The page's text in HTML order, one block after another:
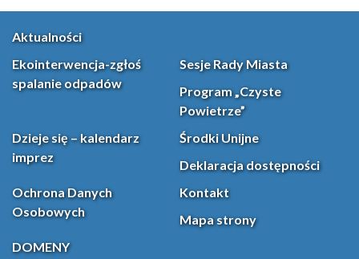
Aktualności
Ekointerwencja-zgłoś
spalanie odpadów
Sesje Rady Miasta
Program „Czyste
Powietrze”
Dzieje się – kalendarz
imprez
Środki Unijne
Deklaracja dostępności
Ochrona Danych
Osobowych
Kontakt
Mapa strony
DOMENY